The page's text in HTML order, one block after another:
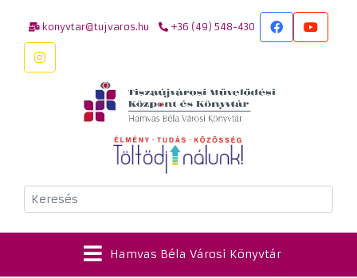
konyvtar@tujvaros.hu +36 (49) 548-430
Keresés
Hamvas Béla Városi Könyvtár